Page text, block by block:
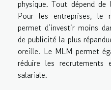
physique. Tout dépend
Pour les entreprises, le
permet d’investir moins
de publicité la plus
oreille. Le MLM permet
réduire les
salariale.